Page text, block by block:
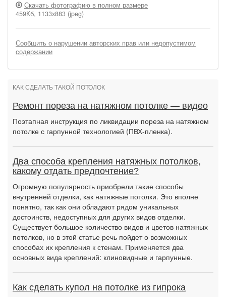
Скачать фотографию в полном размере
459Кб, 1133x883 (jpeg)
Сообщить о нарушении авторских прав или недопустимом
содержании
КАК СДЕЛАТЬ ТАКОЙ ПОТОЛОК
Ремонт пореза на натяжном потолке — видео
Поэтапная инструкция по ликвидации пореза на натяжном
потолке с гарпунной технологией (ПВХ-пленка).
Два способа крепления натяжных потолков,
какому отдать предпочтение?
Огромную популярность приобрели такие способы
внутренней отделки, как натяжные потолки. Это вполне
понятно, так как они обладают рядом уникальных
достоинств, недоступных для других видов отделки.
Существует большое количество видов и цветов натяжных
потолков, но в этой статье речь пойдет о возможных
способах их крепления к стенам. Применяется два
основных вида креплений: клиновидные и гарпунные.
Как сделать купол на потолке из гипрока